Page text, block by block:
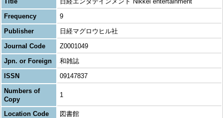
Frequency
9
Publisher
日経マグロウヒル社
Journal Code
Z0001049
Jpn. or Foreign
和雑誌
ISSN
09147837
Numbers of
Copy
1
Location Code 図書館